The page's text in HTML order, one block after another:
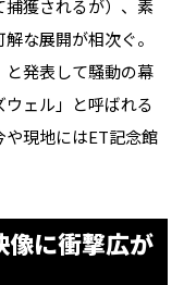
獲されるが）、素
な展開が相次ぐ。
発表して騒動の幕
ェル」と呼ばれる
現地にはET記念館
に衝撃広が